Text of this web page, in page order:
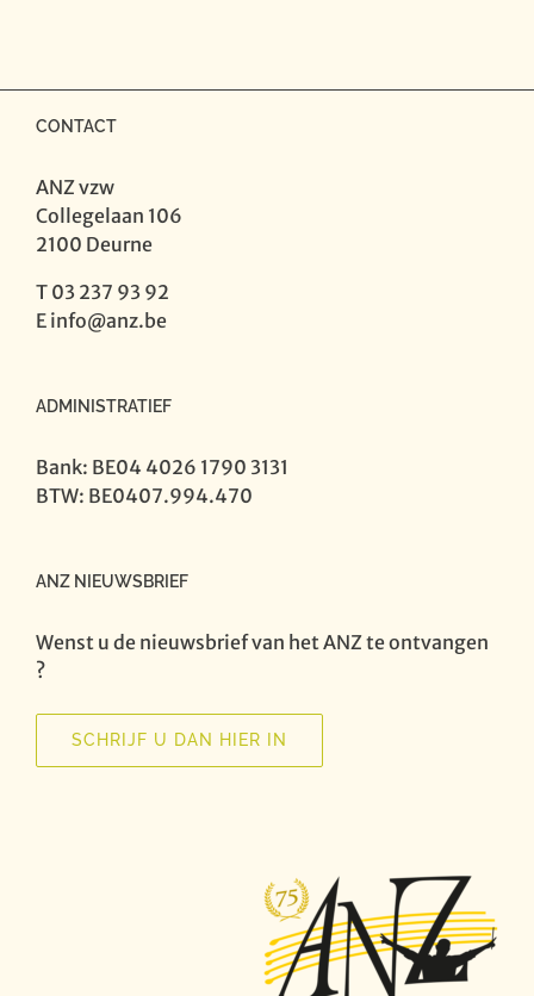
aantal
CONTACT
ANZ vzw
Collegelaan 106
2100 Deurne
T 03 237 93 92
E info@anz.be
ADMINISTRATIEF
Bank: BE04 4026 1790 3131
BTW: BE0407.994.470
ANZ NIEUWSBRIEF
Wenst u de nieuwsbrief van het ANZ te ontvangen
?
SCHRIJF U DAN HIER IN